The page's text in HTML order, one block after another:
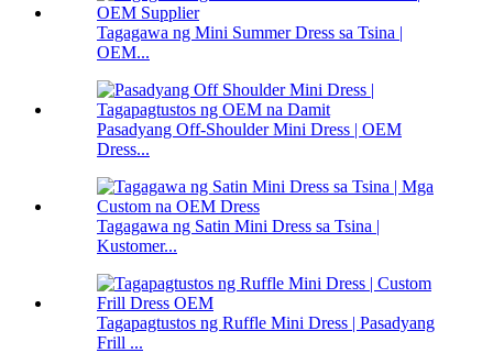
Tagagawa ng Mini Summer Dress sa Tsina |
OEM...
Pasadyang Off-Shoulder Mini Dress | OEM
Dress...
Tagagawa ng Satin Mini Dress sa Tsina |
Kustomer...
Tagapagtustos ng Ruffle Mini Dress | Pasadyang
Frill ...